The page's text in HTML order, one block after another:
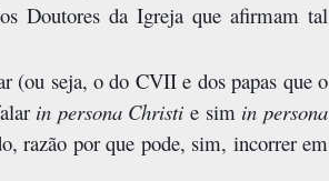
Doutores da Igreja que afirmam tal
(ou seja, o do CVII e dos papas que o
in persona Christie sim in persona
razão por que pode, sim, incorrer em